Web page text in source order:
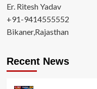
Er. Ritesh Yadav
+91-9414555552
Bikaner,Rajasthan
Recent News